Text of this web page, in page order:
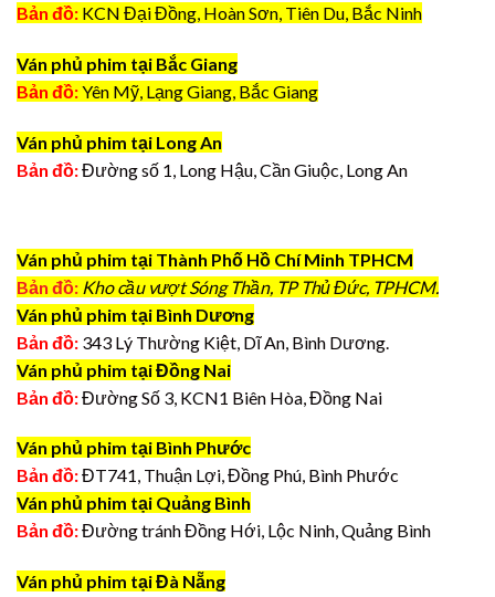
Bản đồ: KCN Đại Đồng, Hoàn Sơn, Tiên Du, Bắc Ninh
Ván phủ phim tại Bắc Giang
Bản đồ:Yên Mỹ, Lạng Giang, Bắc Giang
Ván phủ phim tại Long An
Bản đồ:Đường số 1, Long Hậu, Cần Giuộc, Long An
Ván phủ phim tại Thành Phố Hồ Chí Minh TPHCM
Bản đồ: Kho cầu vượt Sóng Thần, TP Thủ Đức, TPHCM.
Ván phủ phim tại Bình Dương
Bản đồ: 343 Lý Thường Kiệt, Dĩ An, Bình Dương.
Ván phủ phim tại Đồng Nai
Bản đồ:Đường Số 3, KCN1 Biên Hòa, Đồng Nai
Ván phủ phim tại Bình Phước
Bản đồ:ĐT741, Thuận Lợi, Đồng Phú, Bình Phước
Ván phủ phim tại Quảng Bình
Bản đồ:Đường tránh Đồng Hới, Lộc Ninh, Quảng Bình
Ván phủ phim tại Đà Nẵng